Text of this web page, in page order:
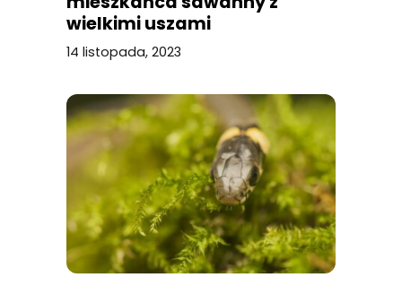
wielkimi uszami
14 listopada, 2023